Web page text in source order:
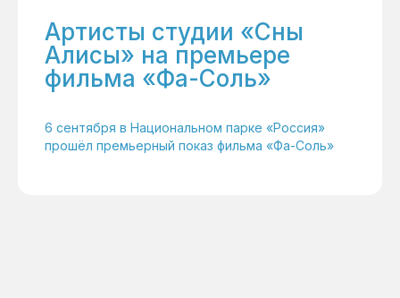
Артисты студии «Сны
Алисы» на премьере
фильма «Фа-Соль»
6 сентября в Национальном парке «Россия»
прошёл премьерный показ фильма «Фа-Соль»